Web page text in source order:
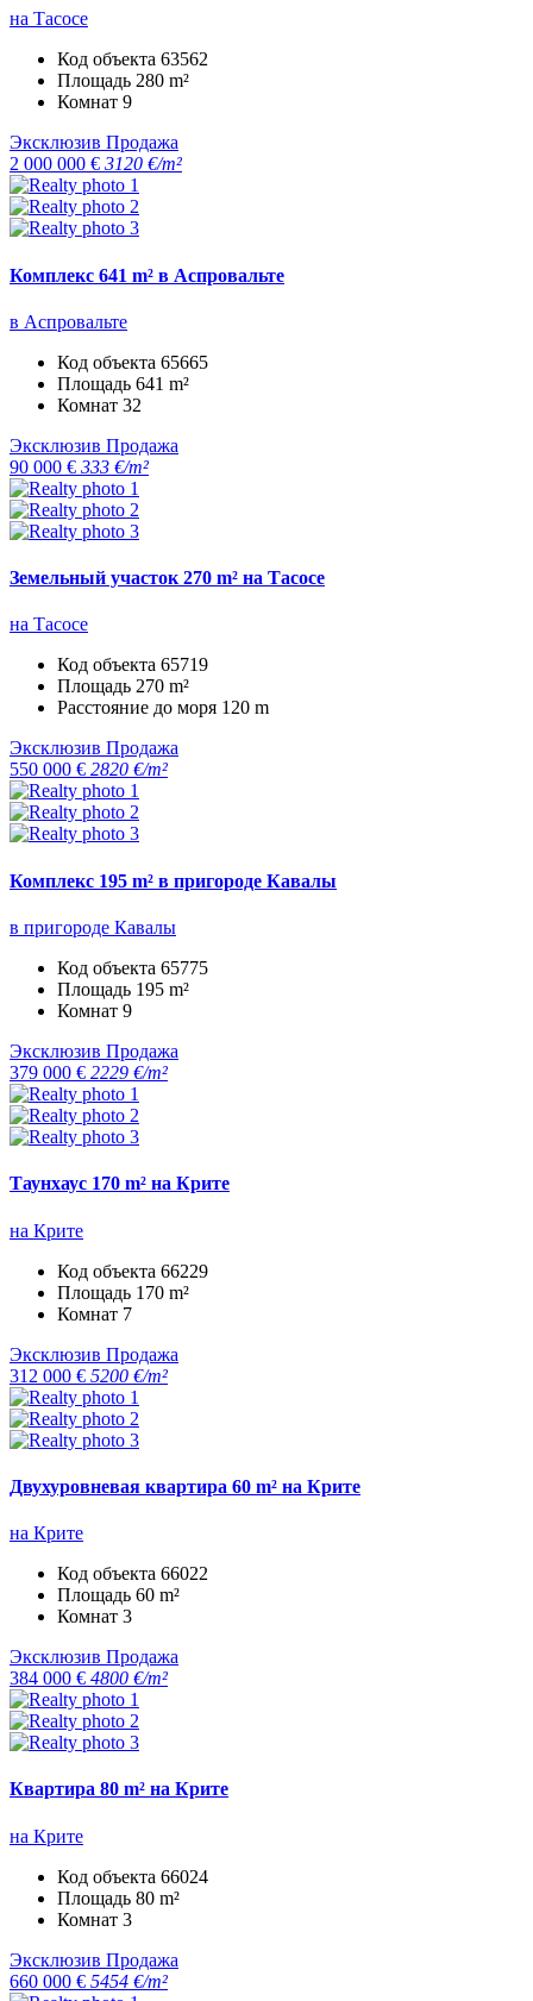
на Тасосе
Код объекта 63562
Площадь 280 m²
Комнат 9
Эксклюзив Продажа
2 000 000 € 3120 €/m²
Комплекс 641 m² в Аспровальте
в Аспровальте
Код объекта 65665
Площадь 641 m²
Комнат 32
Эксклюзив Продажа
90 000 € 333 €/m²
Земельный участок 270 m² на Тасосе
на Тасосе
Код объекта 65719
Площадь 270 m²
Расстояние до моря 120 m
Эксклюзив Продажа
550 000 € 2820 €/m²
Комплекс 195 m² в пригороде Кавалы
в пригороде Кавалы
Код объекта 65775
Площадь 195 m²
Комнат 9
Эксклюзив Продажа
379 000 € 2229 €/m²
Таунхаус 170 m² на Крите
на Крите
Код объекта 66229
Площадь 170 m²
Комнат 7
Эксклюзив Продажа
312 000 € 5200 €/m²
Двухуровневая квартира 60 m² на Крите
на Крите
Код объекта 66022
Площадь 60 m²
Комнат 3
Эксклюзив Продажа
384 000 € 4800 €/m²
Квартира 80 m² на Крите
на Крите
Код объекта 66024
Площадь 80 m²
Комнат 3
Эксклюзив Продажа
660 000 € 5454 €/m²